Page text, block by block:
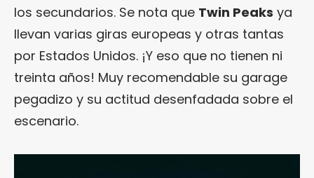
los secundarios. Se nota que Twin Peaks ya
llevan varias giras europeas y otras tantas
por Estados Unidos. ¡Y eso que no tienen ni
treinta años! Muy recomendable su garage
pegadizo y su actitud desenfadada sobre el
escenario.